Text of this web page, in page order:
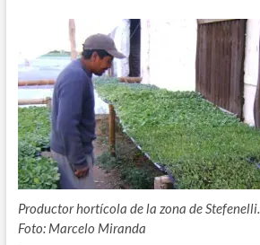
Productor hortícola de la zona de Stefenelli.
Foto: Marcelo Miranda